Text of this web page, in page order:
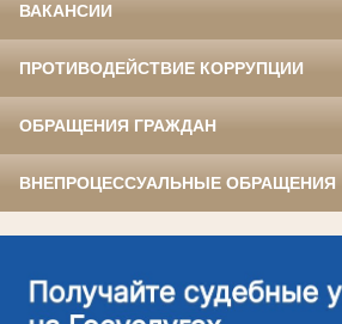
ВАКАНСИИ
ПРОТИВОДЕЙСТВИЕ КОРРУПЦИИ
ОБРАЩЕНИЯ ГРАЖДАН
ВНЕПРОЦЕССУАЛЬНЫЕ ОБРАЩЕНИЯ